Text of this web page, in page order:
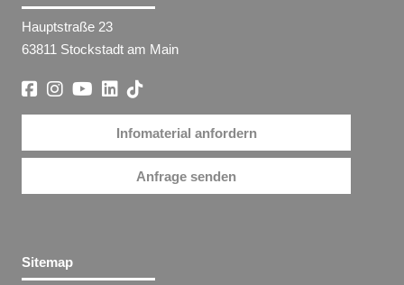
Hauptstraße 23
63811 Stockstadt am Main
Infomaterial anfordern
Anfrage senden
Sitemap